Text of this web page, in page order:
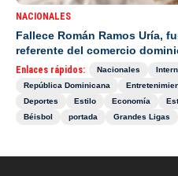
NACIONALES
Fallece Román Ramos Uría,
referente del comercio
Enlaces rápidos: Nacionales
República Dominicana
Deportes
Estilo Economía
Béisbol
portada Grandes Ligas